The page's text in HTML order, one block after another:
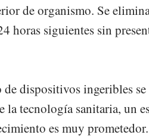
de organismo. Se
horas siguientes sin
dispositivos ingeribles se
la tecnología sanitaria, un
es muy